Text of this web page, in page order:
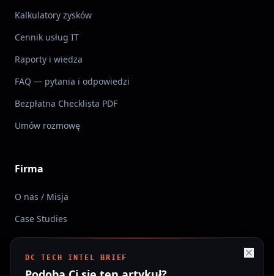
DC TECH INTEL BRIEF
Kalkulatory zysków
Cennik usług IT
Raporty i wiedza
FAQ — pytania i odpowiedzi
Bezpłatna Checklista PDF
Umów rozmowę
Firma
O nas / Misja
Case Studies
Umów rozmowę
Dimensione Creativa Sp. z o.o.